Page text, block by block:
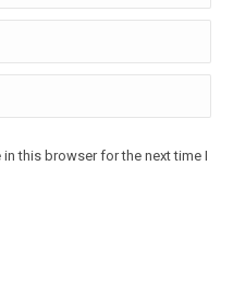
this browser for the next time I